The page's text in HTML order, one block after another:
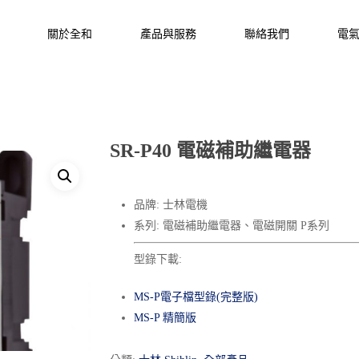
關於全和 產品與服務 聯絡我們 電
SR-P40 電磁補助繼電器
品牌: 士林電機
系列: 電磁補助繼電器、電磁開關 P系列
型錄下載:
MS-P電子檔型錄(完整版)
MS-P 精簡版